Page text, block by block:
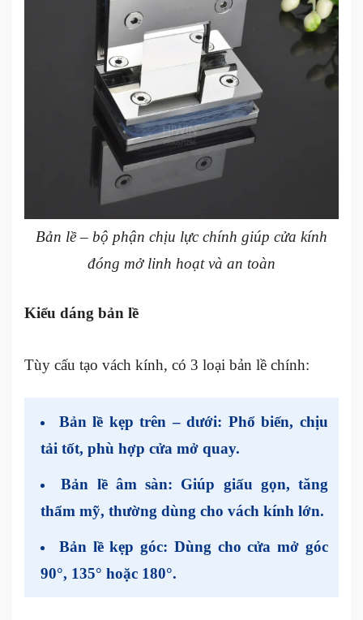
Bản lề – bộ phận chịu lực chính giúp cửa kính
đóng mở linh hoạt và an toàn
Kiểu dáng bản lề
Tùy cấu tạo vách kính, có 3 loại bản lề chính:
Bản lề kẹp trên – dưới: Phổ biến, chịu
tải tốt, phù hợp cửa mở quay.
Bản lề âm sàn: Giúp giấu gọn, tăng
thẩm mỹ, thường dùng cho vách kính lớn.
Bản lề kẹp góc: Dùng cho cửa mở góc
90°, 135° hoặc 180°.